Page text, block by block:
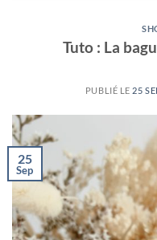
Tuto : La
PUBLIÉ LE 25
25
Sep